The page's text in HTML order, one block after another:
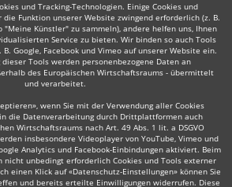
und Tracking-Technologien. Einige Cookies und
Funktion unserer Website zwingend erforderlich (z. B.
Künstler" zu sammeln), andere helfen uns, Ihnen
Service zu bieten. Wir binden so auch Tools
Google, Facebook und Vimeo auf unserer Website ein.
Tools werden personenbezogene Daten an
des Europäischen Wirtschaftsraums - übermittelt
und verarbeitet.
wenn Sie mit der Verwendung aller Cookies
die Datenverarbeitung durch Drittplattformen auch
Wirtschaftsraums nach Art. 49 Abs. 1 lit. a DSGVO
insbesondere Videoplayer von YouTube, Vimeo und
Analytics und Facebook-Einbindungen aktiviert. Beim
nicht unbedingt erforderlich Cookies und Tools externer
einen Klick auf «Datenschutz-Einstellungen» können Sie
und bereits erteilte Einwilligungen widerrufen. Diese